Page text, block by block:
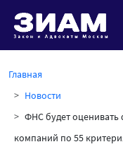
Главная
Новости
ФНС будет оценивать
компаний по 55